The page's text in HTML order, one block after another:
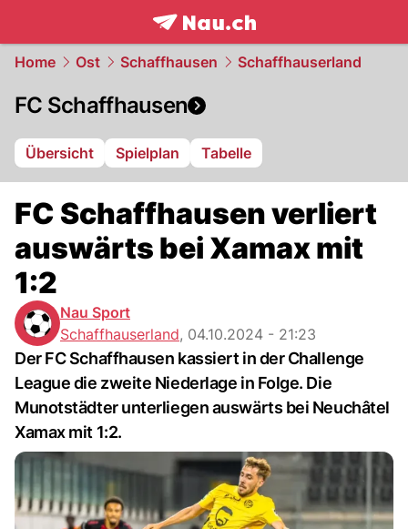
frontpage.NAU.ch
Home Ost Schaffhausen Schaffhauserland
FC Schaffhausen
Übersicht Spielplan Tabelle
FC Schaffhausen verliert
auswärts bei Xamax mit
1:2
Nau Sport
Schaffhauserland, 04.10.2024 - 21:23
Der FC Schaffhausen kassiert in der Challenge
League die zweite Niederlage in Folge. Die
Munotstädter unterliegen auswärts bei Neuchâtel
Xamax mit 1:2.